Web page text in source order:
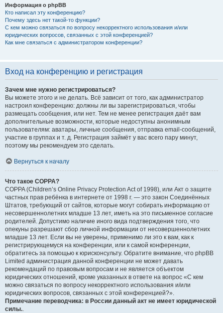
Информация о phpBB
Кто написал эту конференцию?
Почему здесь нет такой-то функции?
С кем можно связаться по вопросу некорректного использования и/или
юридических вопросов, связанных с этой конференцией?
Как мне связаться с администратором конференции?
Вход на конференцию и регистрация
Зачем мне нужно регистрироваться?
Вы можете этого и не делать. Всё зависит от того, как администратор
настроил конференцию: должны ли вы зарегистрироваться, чтобы
размещать сообщения, или нет. Тем не менее регистрация даёт вам
дополнительные возможности, которые недоступны анонимным
пользователям: аватары, личные сообщения, отправка email-сообщений,
участие в группах и т. д. Регистрация займёт у вас всего пару минут,
поэтому мы рекомендуем это сделать.
Вернуться к началу
Что такое COPPA?
COPPA (Children’s Online Privacy Protection Act of 1998), или Акт о защите
частных прав ребёнка в интернете от 1998 г. — это закон Соединённых
Штатов, требующий от сайтов, которые могут собирать информацию от
несовершеннолетних младше 13 лет, иметь на это письменное согласие
родителей. Допустимо наличие иного вида подтверждения того, что
опекуны разрешают сбор личной информации от несовершеннолетних
младше 13 лет. Если вы не уверены, применимо ли это к вам, как к
регистрирующемуся на конференции, или к самой конференции,
обратитесь за помощью к юрисконсульту. Обратите внимание, что phpBB
Limited администрация данной конференции не может давать
рекомендаций по правовым вопросам и не является объектом
юридических отношений, кроме указанных в ответе на вопрос «С кем
можно связаться по вопросу некорректного использования и/или
юридических вопросов, связанных с этой конференцией?».
Примечание переводчика: в России данный акт не имеет юридической
силы..